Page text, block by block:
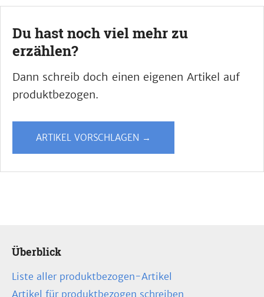
Du hast noch viel mehr zu
erzählen?
Dann schreib doch einen eigenen Artikel auf
produktbezogen.
ARTIKEL VORSCHLAGEN →
Überblick
Liste aller produktbezogen-Artikel
Artikel für produktbezogen schreiben